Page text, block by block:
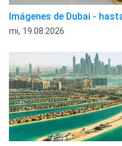
Imágenes de Dubai -
mi, 19.08.2026